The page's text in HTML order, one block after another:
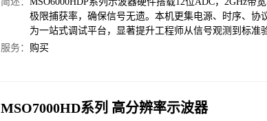
极限捕获率，确保信号无遗。本机更集电源、时序、
为一站式调试平台，显著提升工程师从信号观测到标准
服务： 购买
MSO7000HD系列 高分辨率示波器